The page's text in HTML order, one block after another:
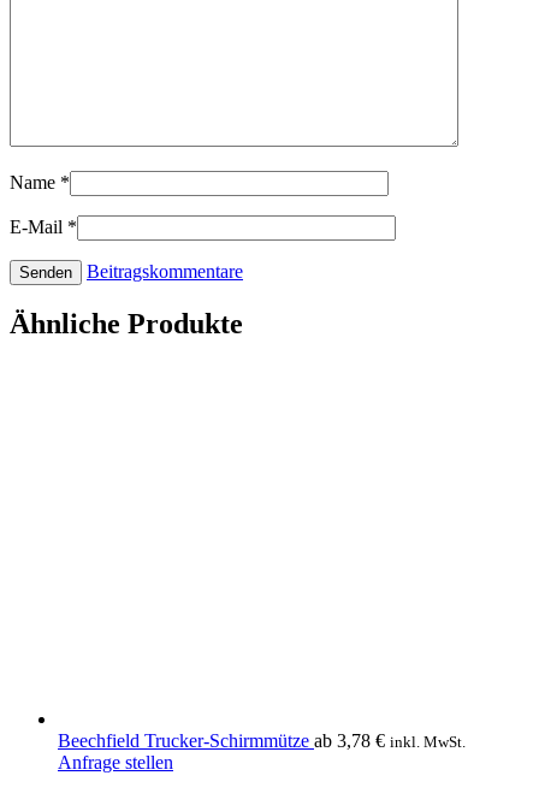
Name *
E-Mail *
Beitragskommentare
Ähnliche Produkte
Beechfield Trucker-Schirmmütze ab 3,78 € inkl. MwSt.
Anfrage stellen